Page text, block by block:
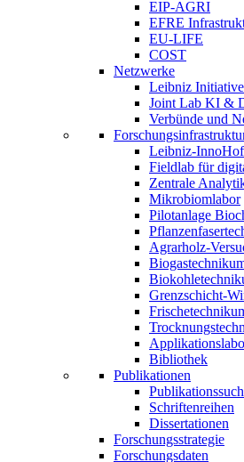
EIP-AGRI
EFRE
EU-LIFE
COST
Netzwerke
Leibniz
Joint Lab KI &
Verbünde und
Leibniz-InnoHof
Fieldlab für
Zentrale
Mikrobiomlabor
Pilotanlage
Agrarholz-
Grenzschicht-
Bibliothek
Publikationen
Schriftenreihen
Dissertationen
Forschungsstrategie
Forschungsdaten